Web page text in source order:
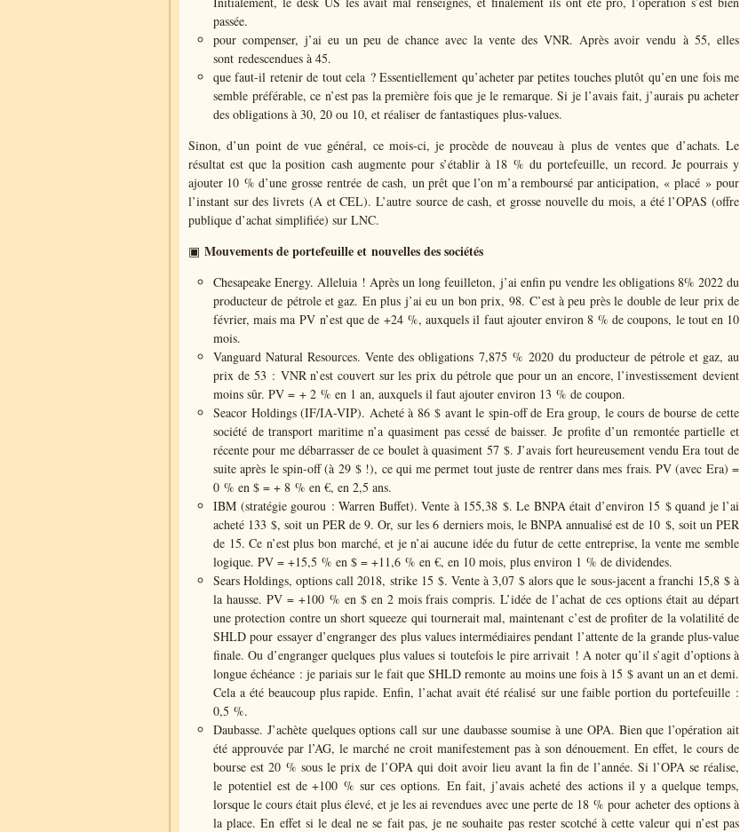
passée.
pour compenser, j’ai eu un peu de chance avec la vente des VNR. Après avoir vendu à 55, elles
sont redescendues à 45.
que faut-il retenir de tout cela ? Essentiellement qu’acheter par petites touches plutôt qu’en une fois me
semble préférable, ce n’est pas la première fois que je le remarque. Si je l’avais fait, j’aurais pu acheter
des obligations à 30, 20 ou 10, et réaliser de fantastiques plus-values.
Sinon, d’un point de vue général, ce mois-ci, je procède de nouveau à plus de ventes que d’achats. Le
résultat est que la position cash augmente pour s’établir à 18 % du portefeuille, un record. Je pourrais y
ajouter 10 % d’une grosse rentrée de cash, un prêt que l’on m’a remboursé par anticipation, « placé » pour
l’instant sur des livrets (A et CEL). L’autre source de cash, et grosse nouvelle du mois, a été l’OPAS (offre
publique d’achat simplifiée) sur LNC.
▣ Mouvements de portefeuille et nouvelles des sociétés
Chesapeake Energy. Alleluia ! Après un long feuilleton, j’ai enfin pu vendre les obligations 8% 2022 du
producteur de pétrole et gaz. En plus j’ai eu un bon prix, 98. C’est à peu près le double de leur prix de
février, mais ma PV n’est que de +24 %, auxquels il faut ajouter environ 8 % de coupons, le tout en 10
mois.
Vanguard Natural Resources. Vente des obligations 7,875 % 2020 du producteur de pétrole et gaz, au
prix de 53 : VNR n’est couvert sur les prix du pétrole que pour un an encore, l’investissement devient
moins sûr. PV = + 2 % en 1 an, auxquels il faut ajouter environ 13 % de coupon.
Seacor Holdings (IF/IA-VIP). Acheté à 86 $ avant le spin-off de Era group, le cours de bourse de cette
société de transport maritime n’a quasiment pas cessé de baisser. Je profite d’un remontée partielle et
récente pour me débarrasser de ce boulet à quasiment 57 $. J’avais fort heureusement vendu Era tout de
suite après le spin-off (à 29 $ !), ce qui me permet tout juste de rentrer dans mes frais. PV (avec Era) =
0 % en $ = + 8 % en €, en 2,5 ans.
IBM (stratégie gourou : Warren Buffet). Vente à 155,38 $. Le BNPA était d’environ 15 $ quand je l’ai
acheté 133 $, soit un PER de 9. Or, sur les 6 derniers mois, le BNPA annualisé est de 10 $, soit un PER
de 15. Ce n’est plus bon marché, et je n’ai aucune idée du futur de cette entreprise, la vente me semble
logique. PV = +15,5 % en $ = +11,6 % en €, en 10 mois, plus environ 1 % de dividendes.
Sears Holdings, options call 2018, strike 15 $. Vente à 3,07 $ alors que le sous-jacent a franchi 15,8 $ à
la hausse. PV = +100 % en $ en 2 mois frais compris. L’idée de l’achat de ces options était au départ
une protection contre un short squeeze qui tournerait mal, maintenant c’est de profiter de la volatilité de
SHLD pour essayer d’engranger des plus values intermédiaires pendant l’attente de la grande plus-value
finale. Ou d’engranger quelques plus values si toutefois le pire arrivait ! A noter qu’il s’agit d’options à
longue échéance : je pariais sur le fait que SHLD remonte au moins une fois à 15 $ avant un an et demi.
Cela a été beaucoup plus rapide. Enfin, l’achat avait été réalisé sur une faible portion du portefeuille :
0,5 %.
Daubasse. J’achète quelques options call sur une daubasse soumise à une OPA. Bien que l’opération ait
été approuvée par l’AG, le marché ne croit manifestement pas à son dénouement. En effet, le cours de
bourse est 20 % sous le prix de l’OPA qui doit avoir lieu avant la fin de l’année. Si l’OPA se réalise,
le potentiel est de +100 % sur ces options. En fait, j’avais acheté des actions il y a quelque temps,
lorsque le cours était plus élevé, et je les ai revendues avec une perte de 18 % pour acheter des options à
la place. En effet si le deal ne se fait pas, je ne souhaite pas rester scotché à cette valeur qui n’est pas